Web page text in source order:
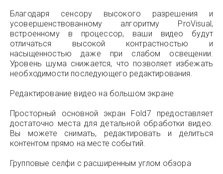
Благодаря сенсору высокого разрешения и
усовершенствованному алгоритму ProVisual,
встроенному в процессор, ваши видео будут
отличаться высокой контрастностью и
насыщенностью даже при слабом освещении.
Уровень шума снижается, что позволяет избежать
необходимости последующего редактирования.
Редактирование видео на большом экране
Просторный основной экран Fold7 предоставляет
достаточно места для детальной обработки видео.
Вы можете снимать, редактировать и делиться
контентом прямо на месте событий.
Групповые селфи с расширенным углом обзора